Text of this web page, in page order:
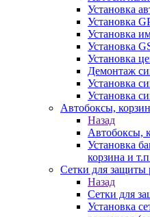
Установка
Установка
Установка
Установка
Установка
Демонтаж
Установка
Установка
Автобоксы,
Назад
Автобоксы,
Установка
корзина и
Сетки для защиты
Назад
Сетки для
Установка